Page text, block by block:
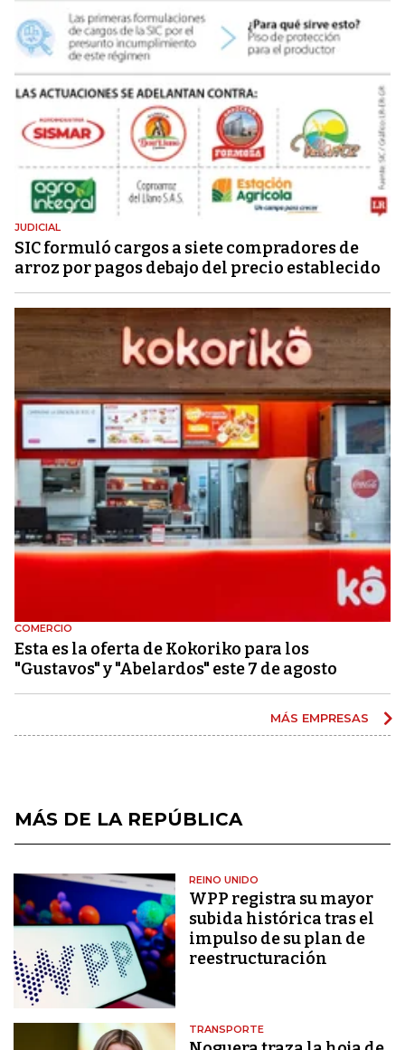
JUDICIAL
SIC formuló cargos a siete compradores de
arroz por pagos debajo del precio establecido
COMERCIO
Esta es la oferta de Kokoriko para los
"Gustavos" y "Abelardos" este 7 de agosto
MÁS EMPRESAS
MÁS DE LA REPÚBLICA
REINO UNIDO
WPP registra su mayor
subida histórica tras el
impulso de su plan de
reestructuración
TRANSPORTE